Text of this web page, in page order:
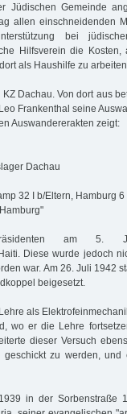
Jüdischen Gemeinde
allen einschneidenden
bei
Hilfsverein die
als Haushilfe zu
Dachau. Von dort aus
Frankenthal seine
Auswandererakten zeigt:
Dachau
32 I b/Eltern, Hamburg 6
am 5.
Diese wurde jedoch
war. Am 26. Juli 1942
beigesetzt.
als
wo er die Lehre
dieser Versuch
zu werden,
in der Sorbenstraße